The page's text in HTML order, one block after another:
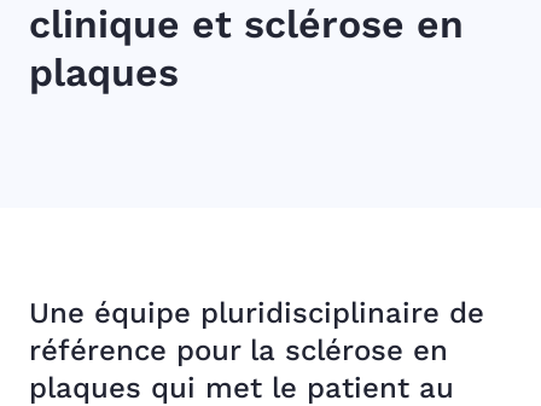
clinique et sclérose en
plaques
Une équipe pluridisciplinaire de
référence pour la sclérose en
plaques qui met le patient au